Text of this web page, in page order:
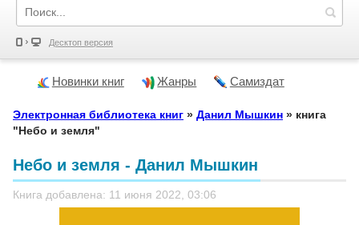
Десктоп версия
Новинки книг Жанры Самиздат
Электронная библиотека книг » Данил Мышкин » книга
"Небо и земля"
Небо и земля - Данил Мышкин
Книга добавлена: 11 июня 2022, 03:06